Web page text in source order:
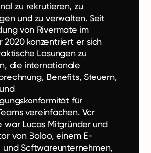
zu rekrutieren, zu
und zu verwalten. Seit
von Rivermate im
2020 konzentriert er sich
Lösungen zu
die internationale
Benefits, Steuern,
für
vereinfachen. Vor
war Lucas Mitgründer und
von Boloo, einem E-
und Softwareunternehmen,